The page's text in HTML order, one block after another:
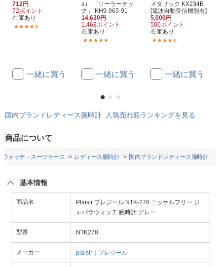
712円
72ポイント
在庫あり
一緒に買う
a） 「ソーラーテッ
ク」 KH9-965-91
14,630円
1,463ポイント
在庫あり
一緒に買う
メタリック KX234B
[電波自動受信機能有]
5,000円
500ポイント
在庫あり
一緒に買う
国内ブランドレディース腕時計 人気売れ筋ランキングを見る
商品について
ウォッチ・スーツケース レディース腕時計 国内ブランドレディース腕時計
基本情報
商品名
Plaisir プレジール NTK-278 ニッケルフリー ジ
ャバラウォッチ 腕時計 グレー
型番 NTK278
メーカー plaisir｜プレジール